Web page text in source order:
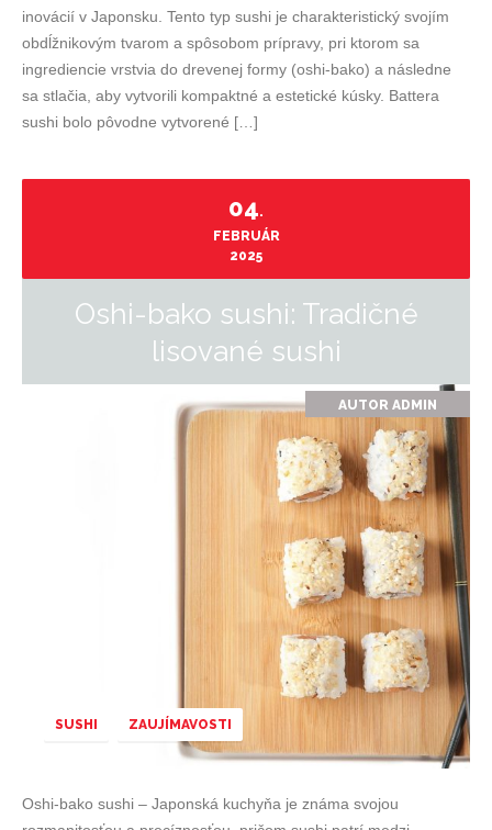
inovácií v Japonsku. Tento typ sushi je charakteristický svojím
obdĺžnikovým tvarom a spôsobom prípravy, pri ktorom sa
ingrediencie vrstvia do drevenej formy (oshi-bako) a následne
sa stlačia, aby vytvorili kompaktné a estetické kúsky. Battera
sushi bolo pôvodne vytvorené […]
04.
FEBRUÁR
2025
Oshi-bako sushi: Tradičné
lisované sushi
AUTOR ADMIN
SUSHI ZAUJÍMAVOSTI
Oshi-bako sushi – Japonská kuchyňa je známa svojou